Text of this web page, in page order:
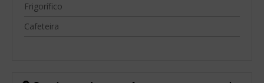
Frigorífico
Cafeteira